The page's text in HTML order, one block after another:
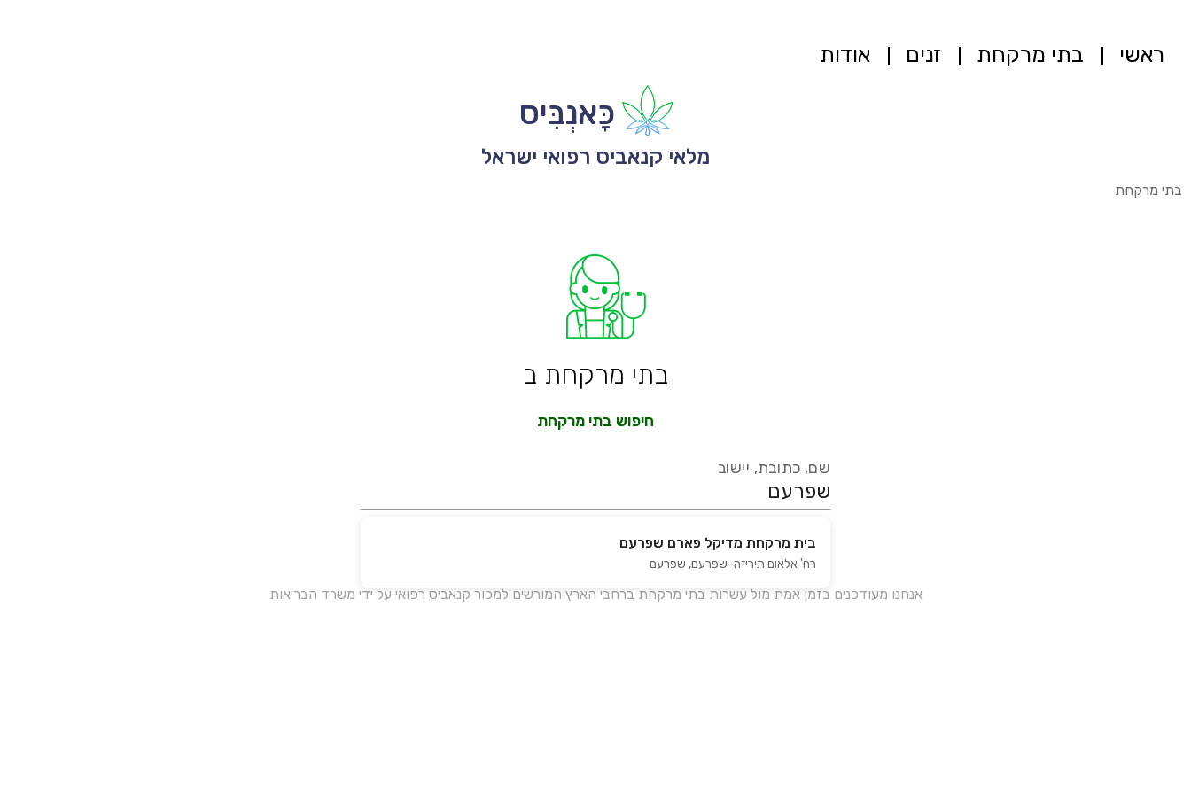
ראשי בתי מרקחת זנים אודות
כָּאנְבִּיס
מלאי קנאביס רפואי ישראל
בתי מרקחת
בתי מרקחת ב
חיפוש בתי מרקחת
שם, כתובת, יישוב
עידכון אחרון:
אנחנו מעודכנים בזמן אמת מול עשרות בתי מרקחת ברחבי הארץ המורשים למכור קנאביס רפואי על ידי משרד הבריאות
בית מרקחת מדיקל פארם שפרעם
רח' אלאום תיריזה-שפרעם, שפרעם